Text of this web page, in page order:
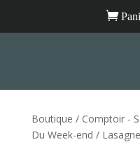

Boutique / Comptoir -
Du Week-end /